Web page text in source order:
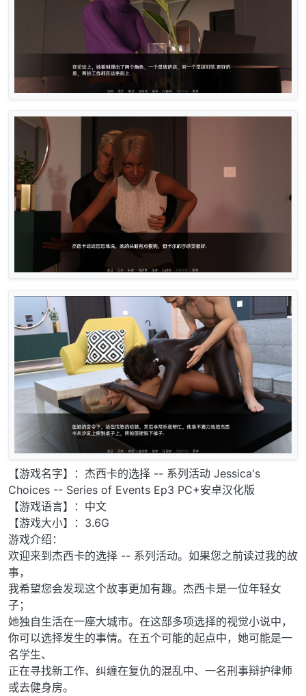
【游戏名字】：杰西卡的选择 -- 系列活动 Jessica's
Choices -- Series of Events Ep3 PC+安卓汉化版
【游戏语言】：中文
【游戏大小】：3.6G
游戏介绍：
欢迎来到杰西卡的选择 -- 系列活动。如果您之前读过我的故
事，
我希望您会发现这个故事更加有趣。杰西卡是一位年轻女
子；
她独自生活在一座大城市。在这部多项选择的视觉小说中，
你可以选择发生的事情。在五个可能的起点中，她可能是一
名学生、
正在寻找新工作、纠缠在复仇的混乱中、一名刑事辩护律师
或去健身房。